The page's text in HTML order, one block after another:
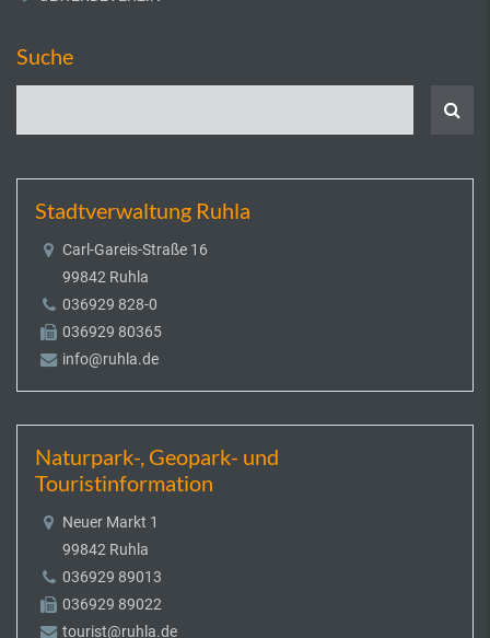
Suche
Stadtverwaltung Ruhla
Carl-Gareis-Straße 16
99842 Ruhla
036929 828-0
036929 80365
info@ruhla.de
Naturpark-, Geopark- und
Touristinformation
Neuer Markt 1
99842 Ruhla
036929 89013
036929 89022
tourist@ruhla.de